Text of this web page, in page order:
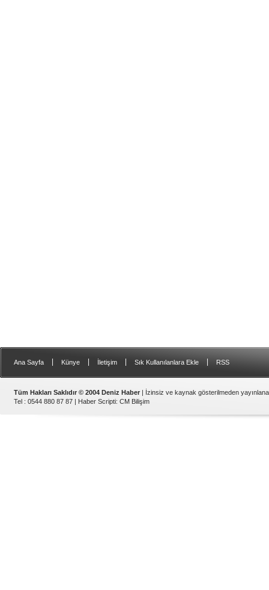
Ana Sayfa Künye İletişim Sık Kullanılanlara Ekle RSS
Tüm Hakları Saklıdır © 2004 Deniz Haber | İzinsiz ve kaynak gösterilmeden
Tel : 0544 880 87 87 | Haber Scripti: CM Bilişim